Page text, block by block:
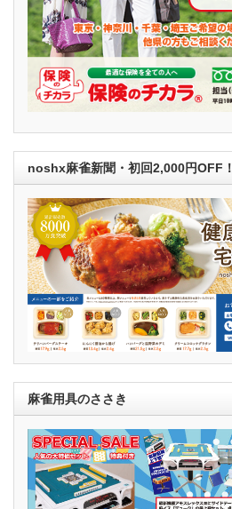
noshx麻雀新聞・初回2,000円OFF！
麻雀用具のささき